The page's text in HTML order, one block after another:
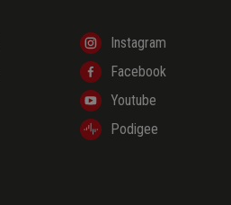
Instagram
Facebook
Youtube
Podigee